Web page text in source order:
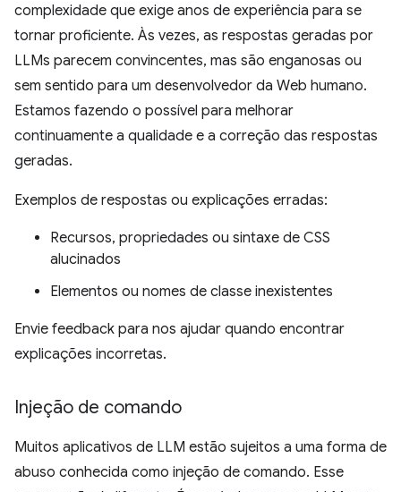
complexidade que exige anos de experiência para se
tornar proficiente. Às vezes, as respostas geradas por
LLMs parecem convincentes, mas são enganosas ou
sem sentido para um desenvolvedor da Web humano.
Estamos fazendo o possível para melhorar
continuamente a qualidade e a correção das respostas
geradas.
Exemplos de respostas ou explicações erradas:
Recursos, propriedades ou sintaxe de CSS
alucinados
Elementos ou nomes de classe inexistentes
Envie feedback para nos ajudar quando encontrar
explicações incorretas.
Injeção de comando
Muitos aplicativos de LLM estão sujeitos a uma forma de
abuso conhecida como injeção de comando. Esse